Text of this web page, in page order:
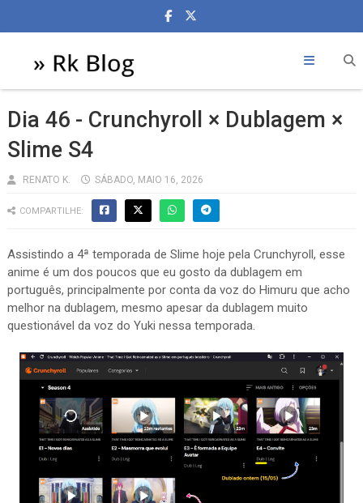
Dia 46 - Crunchyroll × Dublagem ×
Slime S4
RENATO K. SÁBADO, MAIO 16, 2026
COMPARTILHE:
Assistindo a 4ª temporada de Slime hoje pela Crunchyroll, esse
anime é um dos poucos que eu gosto da dublagem em
português, principalmente por conta da voz do Himuru que acho
melhor na dublagem, mesmo apesar da dublagem muito
questionável da voz do Yuki nessa temporada.